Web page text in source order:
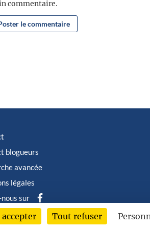
commentaire.
blogueurs
avancée
légales
sur
© Albin Michel Imaginaire - Tous droits
Tout refuser